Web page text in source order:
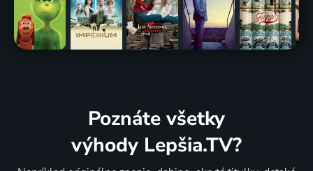
Poznáte všetky
výhody Lepšia.TV?